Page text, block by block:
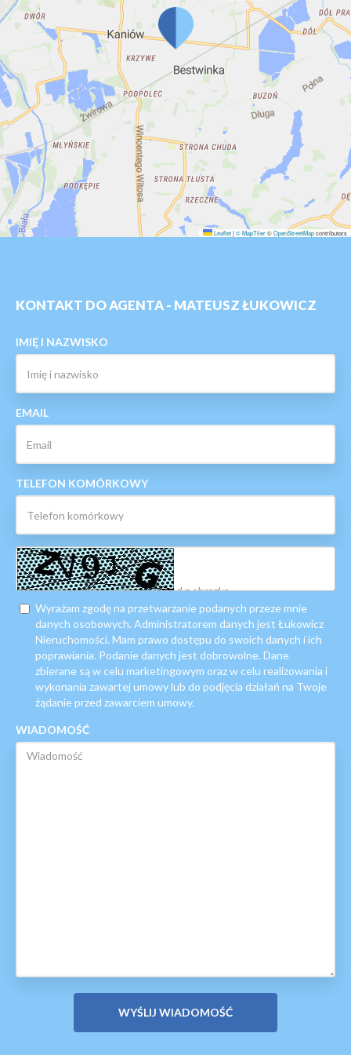
Leaflet|© MapTiler©OpenStreetMapcontributors
KONTAKT DO AGENTA - MATEUSZ ŁUKOWICZ
IMIĘ I NAZWISKO
EMAIL
TELEFON KOMÓRKOWY
Wyrażam zgodę na przetwarzanie podanych przeze mnie
danych osobowych. Administratorem danych jest Łukowicz
Nieruchomości. Mam prawo dostępu do swoich danych i ich
poprawiania. Podanie danych jest dobrowolne. Dane
zbierane są w celu marketingowym oraz w celu realizowania i
wykonania zawartej umowy lub do podjęcia działań na Twoje
żądanie przed zawarciem umowy.
WIADOMOŚĆ